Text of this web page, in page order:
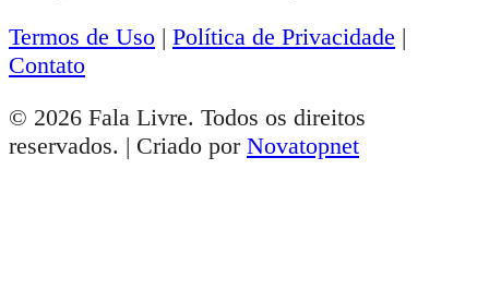
Termos de Uso | Política de Privacidade |
Contato
© 2026 Fala Livre. Todos os direitos
reservados. | Criado por Novatopnet